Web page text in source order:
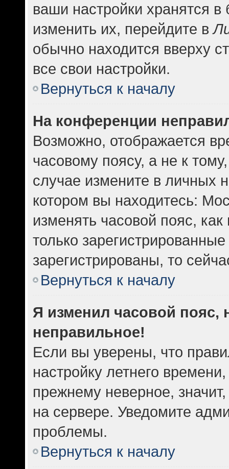
ваши настройки хранятся
изменить их, перейдите в
обычно находится вверху
все свои настройки.
Вернуться к началу
На конференции
Возможно, отображается
часовому поясу, а не к
случае измените в личных
котором вы находитесь:
изменять часовой пояс,
только
зарегистрированы, то
Вернуться к началу
Я изменил часовой пояс,
неправильное!
Если вы уверены, что
настройку летнего
прежнему неверное,
на сервере. Уведомите
проблемы.
Вернуться к началу